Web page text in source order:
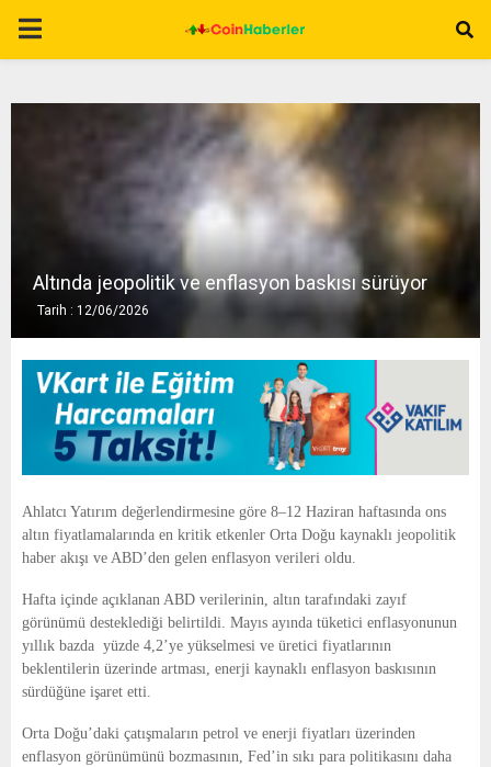
P
E
N
U
Altında jeopolitik ve enflasyon baskısı sürüyor
Tarih : 12/06/2026
Ahlatcı Yatırım değerlendirmesine göre 8–12 Haziran haftasında ons
altın fiyatlamalarında en kritik etkenler Orta Doğu kaynaklı jeopolitik
haber akışı ve ABD’den gelen enflasyon verileri oldu.
Hafta içinde açıklanan ABD verilerinin, altın tarafındaki zayıf
görünümü desteklediği belirtildi. Mayıs ayında tüketici enflasyonunun
yıllık bazda yüzde 4,2’ye yükselmesi ve üretici fiyatlarının
beklentilerin üzerinde artması, enerji kaynaklı enflasyon baskısının
sürdüğüne işaret etti.
Orta Doğu’daki çatışmaların petrol ve enerji fiyatları üzerinden
enflasyon görünümünü bozmasının, Fed’in sıkı para politikasını daha